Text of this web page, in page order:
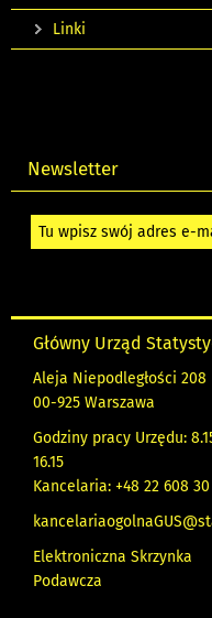
Linki
Newsletter
Główny Urząd
Aleja Niepodległości 208
00-925 Warszawa
Godziny pracy Urzędu:
16.15
Kancelaria: +48 22 608
Elektroniczna Skrzynka
Podawcza